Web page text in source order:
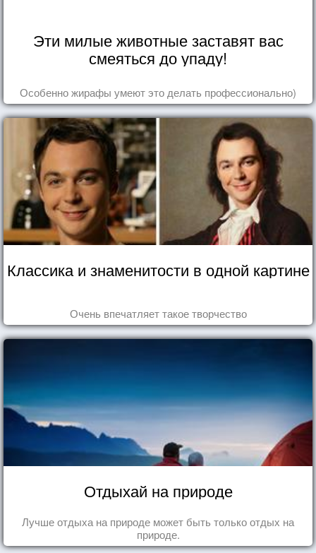
Эти милые животные заставят вас
смеяться до упаду!
Особенно жирафы умеют это делать профессионально)
Классика и знаменитости в одной картине
Очень впечатляет такое творчество
Отдыхай на природе
Лучше отдыха на природе может быть только отдых на
природе.